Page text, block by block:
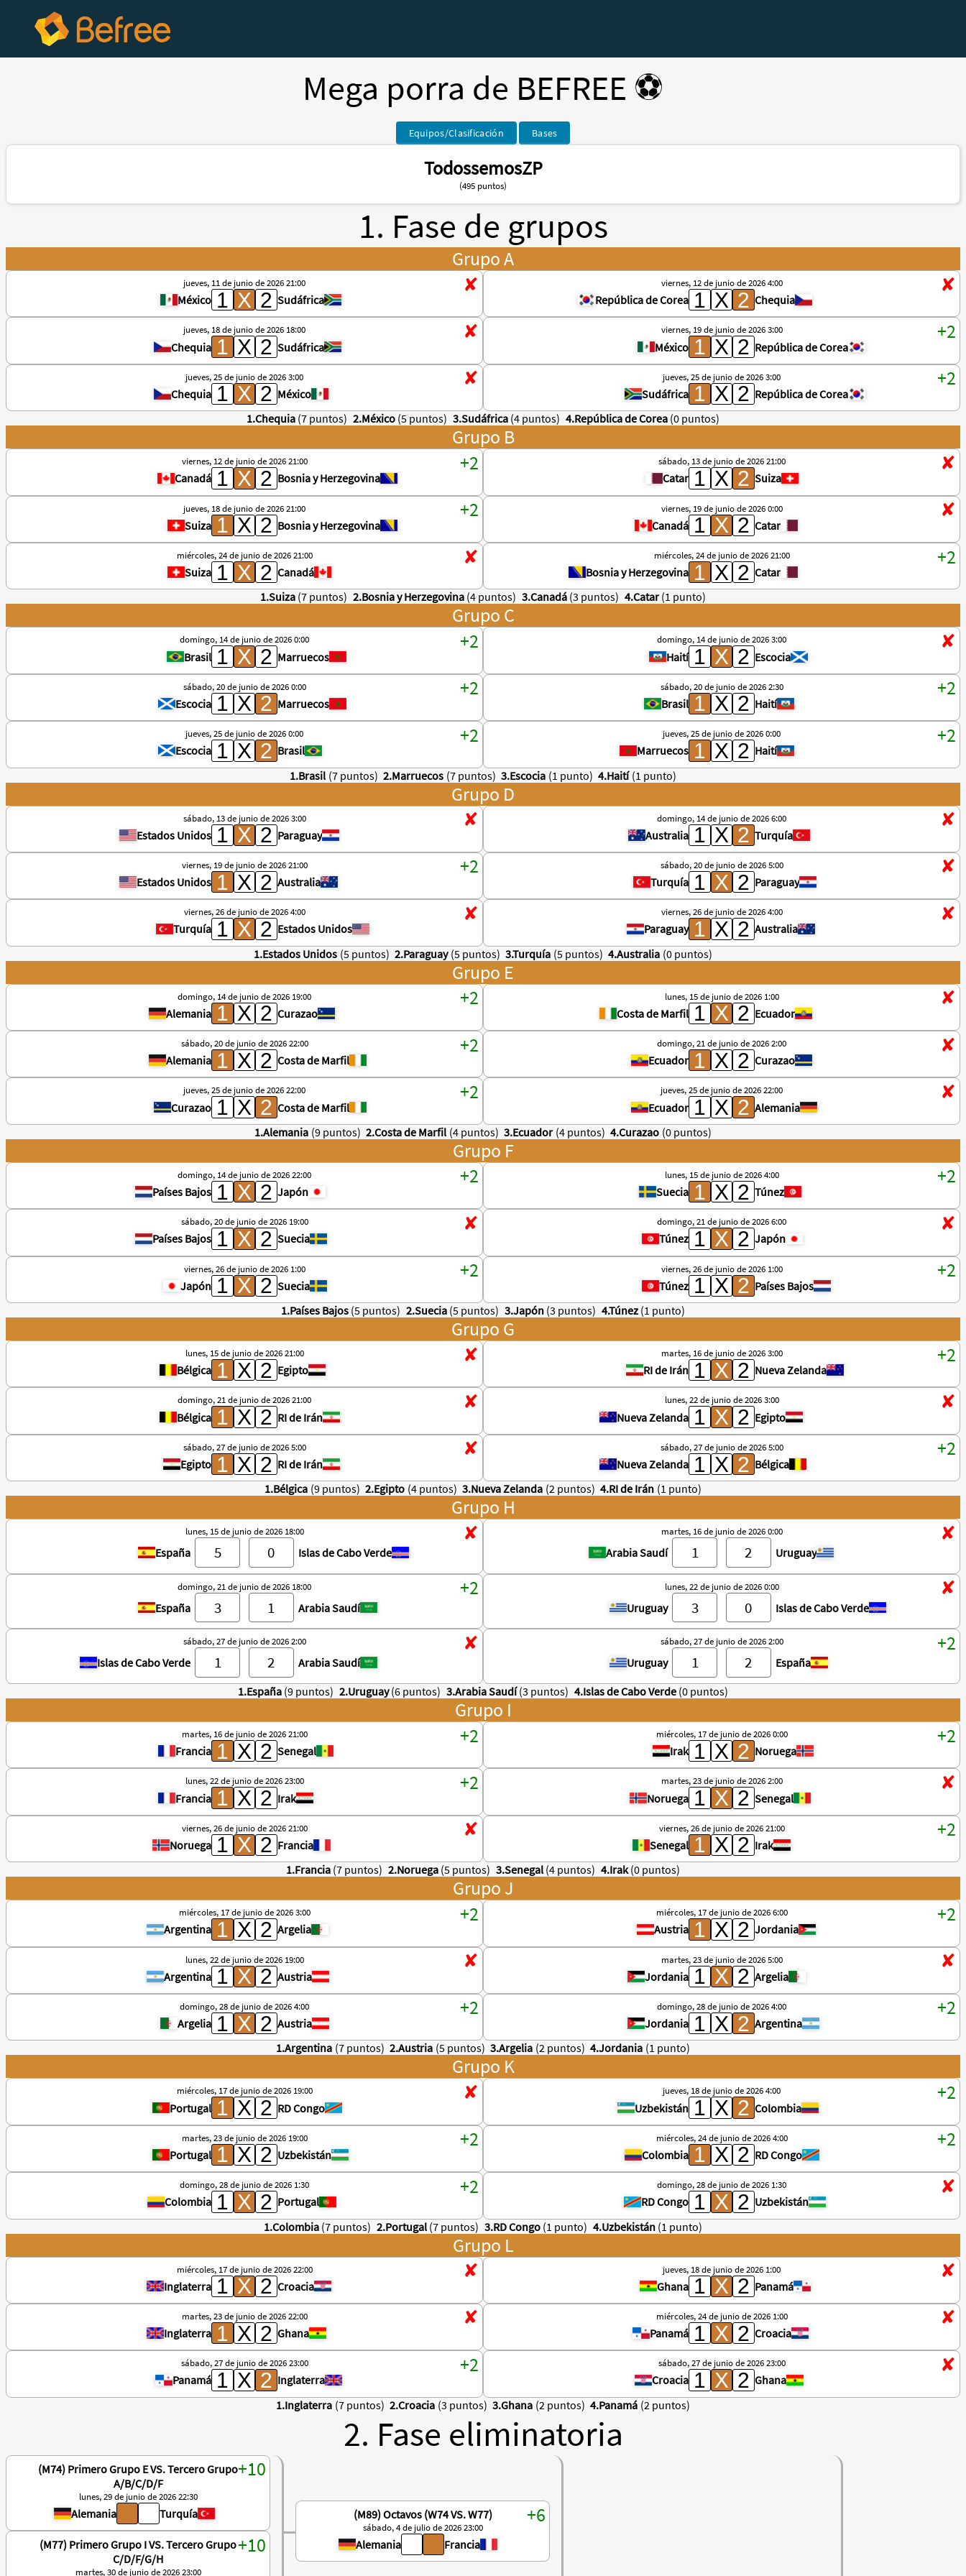
Mega porra de BEFREE ⚽️
Equipos/Clasificación Bases
TodossemosZP
(495 puntos)
1. Fase de grupos
Grupo A
jueves, 11 de junio de 2026 21:00
México Sudáfrica
viernes, 12 de junio de 2026 4:00
República de Corea Chequia
jueves, 18 de junio de 2026 18:00
Chequia Sudáfrica
viernes, 19 de junio de 2026 3:00
México República de Corea
jueves, 25 de junio de 2026 3:00
Chequia México
jueves, 25 de junio de 2026 3:00
Sudáfrica
República de Corea
1.Chequia (7 puntos) 2.México (5 puntos) 3.Sudáfrica (4 puntos) 4.República de Corea (0 puntos)
Grupo B
viernes, 12 de junio de 2026 21:00
Canadá Bosnia y Herzegovina
sábado, 13 de junio de 2026 21:00
Catar Suiza
jueves, 18 de junio de 2026 21:00
Suiza Bosnia y Herzegovina
viernes, 19 de junio de 2026 0:00
Canadá Catar
miércoles, 24 de junio de 2026 21:00
Suiza Canadá
miércoles, 24 de junio de 2026 21:00
Bosnia y Herzegovina
Catar
1.Suiza (7 puntos) 2.Bosnia y Herzegovina (4 puntos) 3.Canadá (3 puntos) 4.Catar (1 punto)
Grupo C
domingo, 14 de junio de 2026 0:00
Brasil Marruecos
domingo, 14 de junio de 2026 3:00
Haití Escocia
sábado, 20 de junio de 2026 0:00
Escocia Marruecos
sábado, 20 de junio de 2026 2:30
Brasil Haití
jueves, 25 de junio de 2026 0:00
Escocia Brasil
jueves, 25 de junio de 2026 0:00
Marruecos
Haití
1.Brasil (7 puntos) 2.Marruecos (7 puntos) 3.Escocia (1 punto) 4.Haití (1 punto)
Grupo D
sábado, 13 de junio de 2026 3:00
Estados Unidos Paraguay
domingo, 14 de junio de 2026 6:00
Australia Turquía
viernes, 19 de junio de 2026 21:00
Estados Unidos Australia
sábado, 20 de junio de 2026 5:00
Turquía Paraguay
viernes, 26 de junio de 2026 4:00
Turquía Estados Unidos
viernes, 26 de junio de 2026 4:00
Paraguay
Australia
1.Estados Unidos (5 puntos) 2.Paraguay (5 puntos) 3.Turquía (5 puntos) 4.Australia (0 puntos)
Grupo E
domingo, 14 de junio de 2026 19:00
Alemania Curazao
lunes, 15 de junio de 2026 1:00
Costa de Marfil Ecuador
sábado, 20 de junio de 2026 22:00
Alemania Costa de Marfil
domingo, 21 de junio de 2026 2:00
Ecuador Curazao
jueves, 25 de junio de 2026 22:00
Curazao Costa de Marfil
jueves, 25 de junio de 2026 22:00
Ecuador
Alemania
1.Alemania (9 puntos) 2.Costa de Marfil (4 puntos) 3.Ecuador (4 puntos) 4.Curazao (0 puntos)
Grupo F
domingo, 14 de junio de 2026 22:00
Países Bajos Japón
lunes, 15 de junio de 2026 4:00
Suecia Túnez
sábado, 20 de junio de 2026 19:00
Países Bajos Suecia
domingo, 21 de junio de 2026 6:00
Túnez Japón
viernes, 26 de junio de 2026 1:00
Japón Suecia
viernes, 26 de junio de 2026 1:00
Túnez
Países Bajos
1.Países Bajos (5 puntos) 2.Suecia (5 puntos) 3.Japón (3 puntos) 4.Túnez (1 punto)
Grupo G
lunes, 15 de junio de 2026 21:00
Bélgica Egipto
martes, 16 de junio de 2026 3:00
RI de Irán Nueva Zelanda
domingo, 21 de junio de 2026 21:00
Bélgica RI de Irán
lunes, 22 de junio de 2026 3:00
Nueva Zelanda Egipto
sábado, 27 de junio de 2026 5:00
Egipto RI de Irán
sábado, 27 de junio de 2026 5:00
Nueva Zelanda
Bélgica
1.Bélgica (9 puntos) 2.Egipto (4 puntos) 3.Nueva Zelanda (2 puntos) 4.RI de Irán (1 punto)
Grupo H
lunes, 15 de junio de 2026 18:00
España Islas de Cabo Verde
martes, 16 de junio de 2026 0:00
Arabia Saudí Uruguay
domingo, 21 de junio de 2026 18:00
España Arabia Saudí
lunes, 22 de junio de 2026 0:00
Uruguay Islas de Cabo Verde
sábado, 27 de junio de 2026 2:00
Islas de Cabo Verde Arabia Saudí
sábado, 27 de junio de 2026 2:00
Uruguay
España
1.España (9 puntos) 2.Uruguay (6 puntos) 3.Arabia Saudí (3 puntos) 4.Islas de Cabo Verde (0 puntos)
Grupo I
martes, 16 de junio de 2026 21:00
Francia Senegal
miércoles, 17 de junio de 2026 0:00
Irak Noruega
lunes, 22 de junio de 2026 23:00
Francia Irak
martes, 23 de junio de 2026 2:00
Noruega Senegal
viernes, 26 de junio de 2026 21:00
Noruega Francia
viernes, 26 de junio de 2026 21:00
Senegal
Irak
1.Francia (7 puntos) 2.Noruega (5 puntos) 3.Senegal (4 puntos) 4.Irak (0 puntos)
Grupo J
miércoles, 17 de junio de 2026 3:00
Argentina Argelia
miércoles, 17 de junio de 2026 6:00
Austria Jordania
lunes, 22 de junio de 2026 19:00
Argentina Austria
martes, 23 de junio de 2026 5:00
Jordania Argelia
domingo, 28 de junio de 2026 4:00
Argelia Austria
domingo, 28 de junio de 2026 4:00
Jordania
Argentina
1.Argentina (7 puntos) 2.Austria (5 puntos) 3.Argelia (2 puntos) 4.Jordania (1 punto)
Grupo K
miércoles, 17 de junio de 2026 19:00
Portugal RD Congo
jueves, 18 de junio de 2026 4:00
Uzbekistán Colombia
martes, 23 de junio de 2026 19:00
Portugal Uzbekistán
miércoles, 24 de junio de 2026 4:00
Colombia RD Congo
domingo, 28 de junio de 2026 1:30
Colombia Portugal
domingo, 28 de junio de 2026 1:30
RD Congo
Uzbekistán
1.Colombia (7 puntos) 2.Portugal (7 puntos) 3.RD Congo (1 punto) 4.Uzbekistán (1 punto)
Grupo L
miércoles, 17 de junio de 2026 22:00
Inglaterra Croacia
jueves, 18 de junio de 2026 1:00
Ghana Panamá
martes, 23 de junio de 2026 22:00
Inglaterra Ghana
miércoles, 24 de junio de 2026 1:00
Panamá Croacia
sábado, 27 de junio de 2026 23:00
Panamá Inglaterra
sábado, 27 de junio de 2026 23:00
Croacia
Ghana
1.Inglaterra (7 puntos) 2.Croacia (3 puntos) 3.Ghana (2 puntos) 4.Panamá (2 puntos)
2. Fase eliminatoria
(M74) Primero Grupo E VS. Tercero Grupo
A/B/C/D/F
lunes, 29 de junio de 2026 22:30
Alemania Turquía
(M77) Primero Grupo I VS. Tercero Grupo
C/D/F/G/H
martes, 30 de junio de 2026 23:00
(M89) Octavos (W74 VS. W77)
sábado, 4 de julio de 2026 23:00
Alemania Francia